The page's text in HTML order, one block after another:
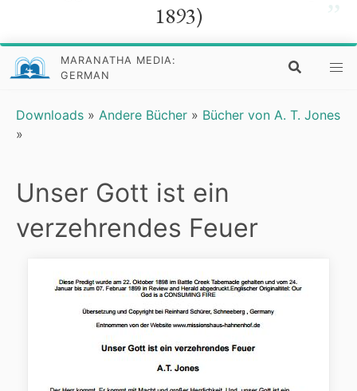
1893)
MARANATHA MEDIA:
GERMAN
Downloads » Andere Bücher » Bücher von A. T. Jones
»
Unser Gott ist ein
verzehrendes Feuer